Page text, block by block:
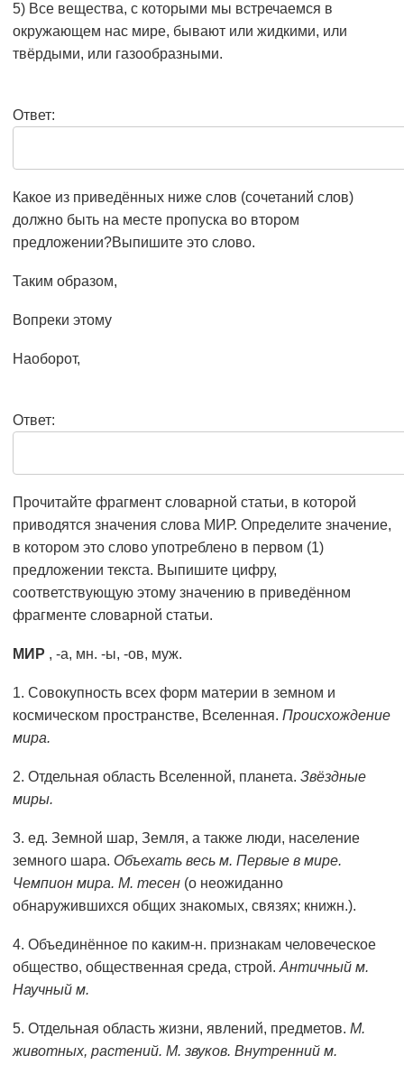
5) Все вещества, с которыми мы встречаемся в
окружающем нас мире, бывают или жидкими, или
твёрдыми, или газообразными.
Ответ:
Какое из приведённых ниже слов (сочетаний слов)
должно быть на месте пропуска во втором
предложении?Выпишите это слово.
Таким образом,
Вопреки этому
Наоборот,
Ответ:
Прочитайте фрагмент словарной статьи, в которой
приводятся значения слова МИР. Определите значение,
в котором это слово употреблено в первом (1)
предложении текста. Выпишите цифру,
соответствующую этому значению в приведённом
фрагменте словарной статьи.
МИР , -а, мн. -ы, -ов, муж.
1. Совокупность всех форм материи в земном и
космическом пространстве, Вселенная. Происхождение
мира.
2. Отдельная область Вселенной, планета. Звёздные
миры.
3. ед. Земной шар, Земля, а также люди, население
земного шара. Объехать весь м. Первые в мире.
Чемпион мира. М. тесен (о неожиданно
обнаружившихся общих знакомых, связях; книжн.).
4. Объединённое по каким-н. признакам человеческое
общество, общественная среда, строй. Античный м.
Научный м.
5. Отдельная область жизни, явлений, предметов. М.
животных, растений. М. звуков. Внутренний м.